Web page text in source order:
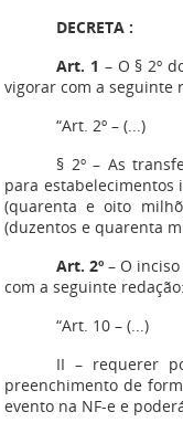
DECRETA :
Art. 1 – O § 2º
vigorar com a seguinte
“Art. 2º – (...)
§ 2º – As
para estabelecimentos
(quarenta e oito
(duzentos e quarenta
Art. 2º – O
com a seguinte redação:
“Art. 10 – (...)
II – requerer
preenchimento de
evento na NF-e e